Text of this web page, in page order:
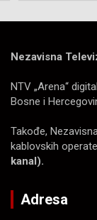
Nezavisna
NTV „Arena“
Bosne i
Takođe,
kablovskih
kanal).
Adresa